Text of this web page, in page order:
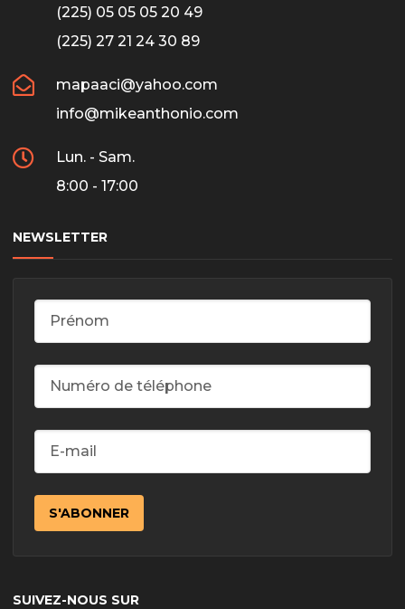
(225) 05 05 05 20 49
(225) 27 21 24 30 89
mapaaci@yahoo.com
info@mikeanthonio.com
Lun. - Sam.
8:00 - 17:00
NEWSLETTER
SUIVEZ-NOUS SUR